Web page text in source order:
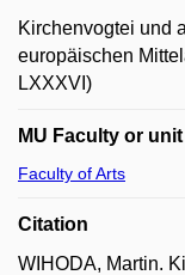
Kirchenvogtei und
europäischen
LXXXVI)
MU Faculty or unit
Faculty of Arts
Citation
WIHODA, Martin.